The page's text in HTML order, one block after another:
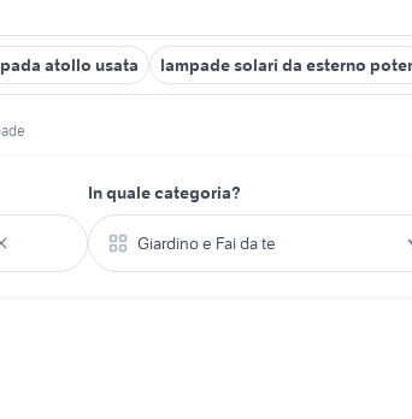
atollo usata lampade solari da esterno
In quale categoria?
Giardino e Fai da te